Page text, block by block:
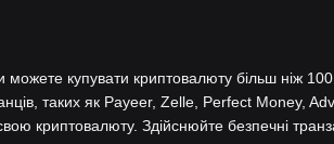
можете купувати криптовалюту більш ніж
таких як Payeer, Zelle, Perfect Money,
криптовалюту. Здійснюйте безпечні